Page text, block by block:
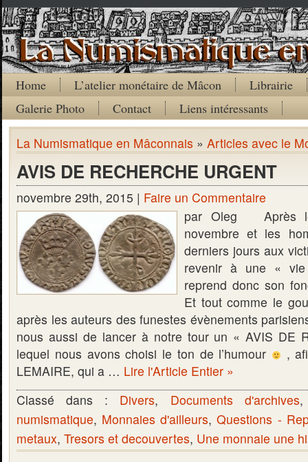
Home L’atelier monétaire de Mâcon
Librairie
Galerie Photo
Contact Liens intéressants
La Numismatique en Mâconnais » Articles avec le
AVIS DE RECHERCHE URGENT
novembre 29th, 2015 | Faire un Commentaire
par Oleg Après
novembre et les
derniers jours aux
revenir à une «
reprend donc son
Et tout comme le
après les auteurs des funestes évènements
nous aussi de lancer à notre tour un « AVIS DE
lequel nous avons choisi le ton de l’humour
,
LEMAIRE, qui a … Lire l'Article Entier »
Classé dans : Divers, Documents d'archives
numismatique, Monnaies d'ailleurs,Questions -
metaux, Tresors et decouvertes, Une monnaie une